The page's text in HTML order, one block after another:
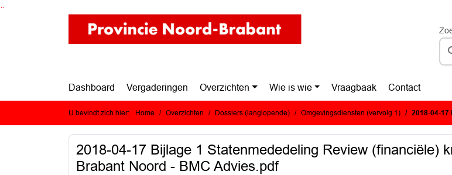
Ga naar de inhoud van deze pagina
Ga naar het zoeken
Ga naar het menu
Dashboard Vergaderingen Overzichten Wie is wie Vraagbaak Contact
U bevindt zich hier: Home Overzichten Dossiers (langlopende) Omgevingsdiensten (vervolg 1) 2018-04-17 Bijlage 1
2018-04-17 Bijlage 1 Statenmededeling Review (financiële)
Brabant Noord - BMC Advies.pdf